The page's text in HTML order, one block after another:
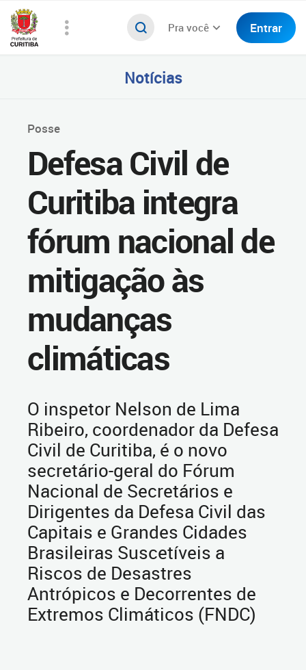
Pra você Entrar
Notícias
Posse
Defesa Civil de
Curitiba integra
fórum nacional de
mitigação às
mudanças
climáticas
O inspetor Nelson de Lima
Ribeiro, coordenador da Defesa
Civil de Curitiba, é o novo
secretário-geral do Fórum
Nacional de Secretários e
Dirigentes da Defesa Civil das
Capitais e Grandes Cidades
Brasileiras Suscetíveis a
Riscos de Desastres
Antrópicos e Decorrentes de
Extremos Climáticos (FNDC)